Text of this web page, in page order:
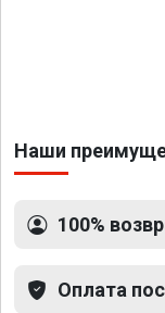
Наши
100%
Оплата